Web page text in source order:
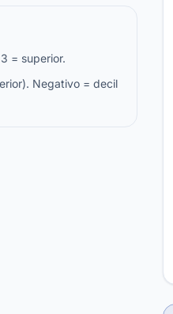
= superior.
Negativo = decil